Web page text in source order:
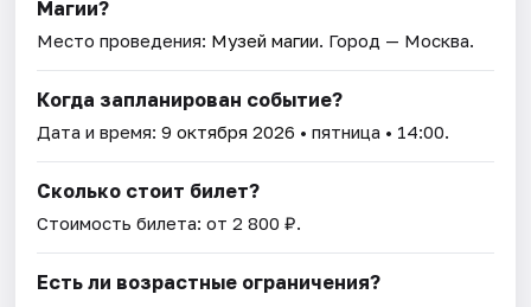
Магии?
Место проведения: Музей магии. Город — Москва.
Когда запланирован событие?
Дата и время:9 октября 2026 • пятница • 14:00.
Сколько стоит билет?
Стоимость билета: от 2 800 ₽.
Есть ли возрастные ограничения?